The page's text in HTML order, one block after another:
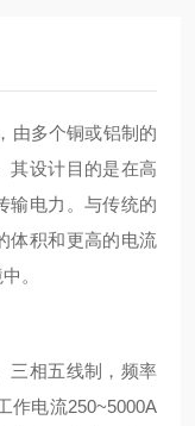
由多个铜或铝制的
其设计目的是在高
输电力。与传统的
体积和更高的电流
。
三相五线制，频率
作电流250~5000A